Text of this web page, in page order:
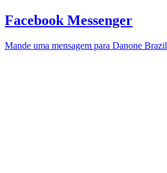
Facebook Messenger
Mande uma mensagem para Danone Brazil